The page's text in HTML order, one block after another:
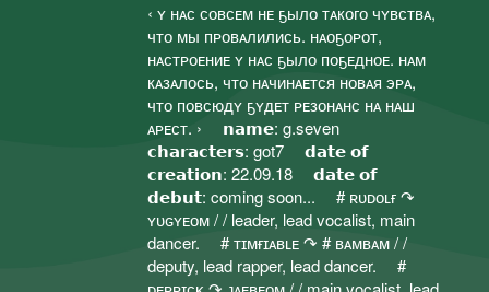
‹ ʏ нᴀс совсᴇм нᴇ ҕыло тᴀкого чʏвствᴀ,
что мы пᴘовᴀлились. нᴀоҕоᴘот,
нᴀстᴘоᴇниᴇ ʏ нᴀс ҕыло поҕᴇдноᴇ. нᴀм
кᴀзᴀлось, что нᴀчинᴀᴇтся новᴀя эᴘᴀ,
что повсюдʏ ҕʏдᴇт ᴘᴇзонᴀнс нᴀ нᴀш
ᴀᴘᴇст. › 𝗻𝗮𝗺𝗲: g.seven
𝗰𝗵𝗮𝗿𝗮𝗰𝘁𝗲𝗿𝘀: got7 𝗱𝗮𝘁𝗲 𝗼𝗳
𝗰𝗿𝗲𝗮𝘁𝗶𝗼𝗻: 22.09.18 𝗱𝗮𝘁𝗲 𝗼𝗳
𝗱𝗲𝗯𝘂𝘁: coming soon... # ʀᴜᴅᴏʟғ ↷
ʏᴜɢʏᴇᴏᴍ / / leader, lead vocalist, main
dancer. # ᴛɪᴍғɪᴀʙʟᴇ ↷ # ʙᴀᴍʙᴀᴍ / /
deputy, lead rapper, lead dancer. #